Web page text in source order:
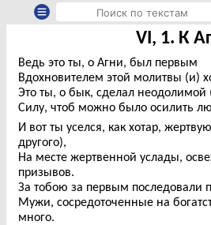
VI, 1. К
Ведь это ты, о Агни, был первым
Вдохновителем этой молитвы (и)
Это ты, о бык, сделал неодолимой
Силу, чтоб можно было осилить
И вот ты уселся, как хотар,
другого),
На месте жертвенной услады,
призывов.
За тобою за первым последовали
Мужи, сосредоточенные на
много.